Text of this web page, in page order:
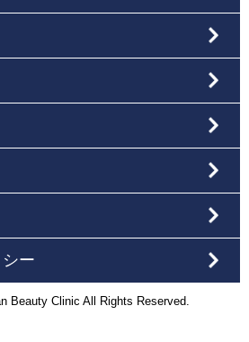
ー
Beauty Clinic All Rights Reserved.